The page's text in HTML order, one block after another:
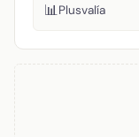
📊Plusvalía